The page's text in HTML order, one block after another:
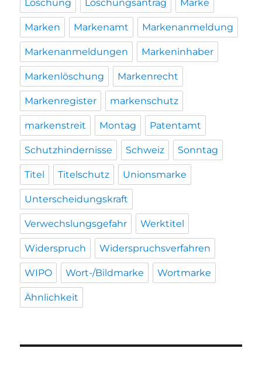
Löschung Löschungsantrag Marke
Marken Markenamt Markenanmeldung
Markenanmeldungen Markeninhaber
Markenlöschung Markenrecht
Markenregister markenschutz
markenstreit Montag Patentamt
Schutzhindernisse Schweiz Sonntag
Titel Titelschutz Unionsmarke
Unterscheidungskraft
Verwechslungsgefahr Werktitel
Widerspruch Widerspruchsverfahren
WIPO Wort-/Bildmarke Wortmarke
Ähnlichkeit